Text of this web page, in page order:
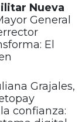
Nueva
General
El
Grajales,
confianza: